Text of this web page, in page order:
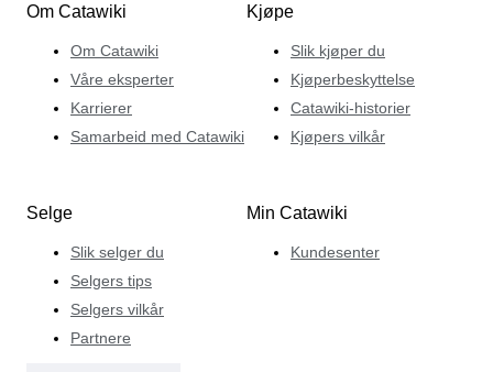
Om Catawiki
Om Catawiki
Våre eksperter
Karrierer
Samarbeid med Catawiki
Kjøpe
Slik kjøper du
Kjøperbeskyttelse
Catawiki-historier
Kjøpers vilkår
Selge
Slik selger du
Selgers tips
Selgers vilkår
Partnere
Min Catawiki
Kundesenter